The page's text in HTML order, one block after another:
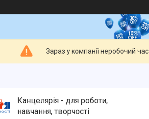
Зараз у компанії неробочий
Канцелярія - для роботи,
навчання, творчості